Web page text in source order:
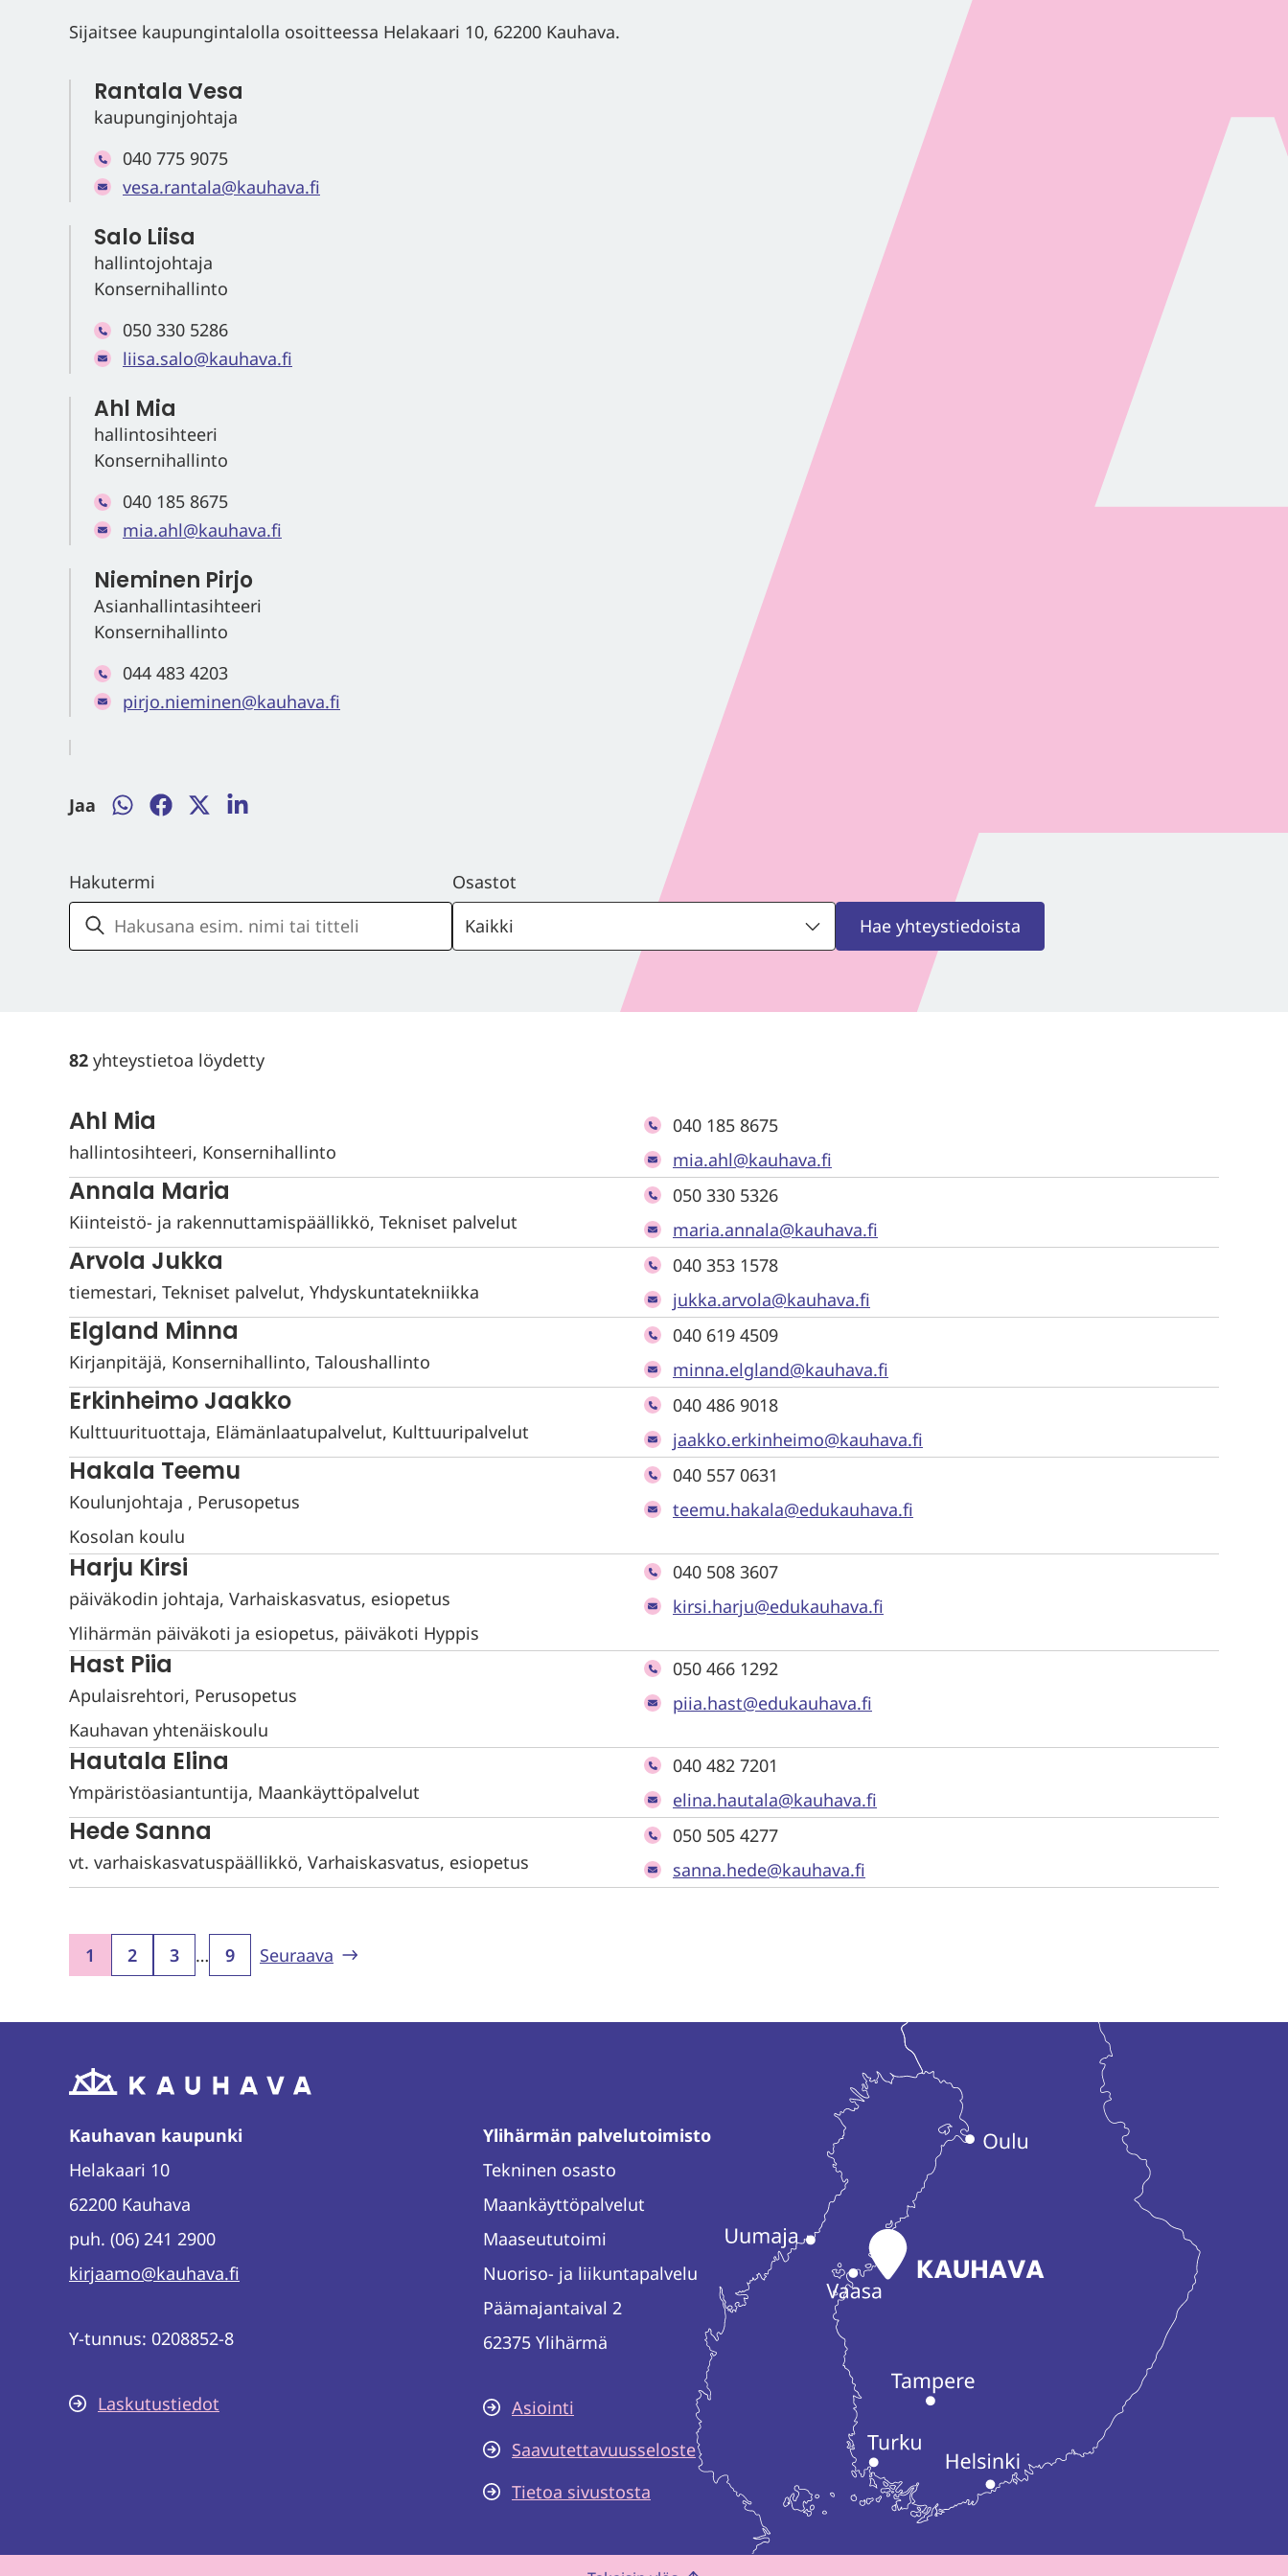
Sijaitsee kaupungintalolla osoitteessa Helakaari 10, 62200 Kauhava.
Rantala Vesa
kaupunginjohtaja
040 775 9075
vesa.rantala@kauhava.fi
Salo Liisa
hallintojohtaja
Konsernihallinto
050 330 5286
liisa.salo@kauhava.fi
Ahl Mia
hallintosihteeri
Konsernihallinto
040 185 8675
mia.ahl@kauhava.fi
Nieminen Pirjo
Asianhallintasihteeri
Konsernihallinto
044 483 4203
pirjo.nieminen@kauhava.fi
Jaa
Jaa
Jaa
Jaa
Jaa
Hakutermi
Osastot
Hae yhteystiedoista
82 yhteystietoa löydetty
Ahl Mia
hallintosihteeri, Konsernihallinto
040 185 8675
mia.ahl@kauhava.fi
Annala Maria
Kiinteistö- ja rakennuttamispäällikkö, Tekniset palvelut
050 330 5326
maria.annala@kauhava.fi
Arvola Jukka
tiemestari, Tekniset palvelut, Yhdyskuntatekniikka
040 353 1578
jukka.arvola@kauhava.fi
Elgland Minna
Kirjanpitäjä, Konsernihallinto, Taloushallinto
040 619 4509
minna.elgland@kauhava.fi
Erkinheimo Jaakko
Kulttuurituottaja, Elämänlaatupalvelut, Kulttuuripalvelut
040 486 9018
jaakko.erkinheimo@kauhava.fi
Hakala Teemu
Koulunjohtaja , Perusopetus
Kosolan koulu
040 557 0631
teemu.hakala@edukauhava.fi
Harju Kirsi
päiväkodin johtaja, Varhaiskasvatus, esiopetus
Ylihärmän päiväkoti ja esiopetus, päiväkoti Hyppis
040 508 3607
kirsi.harju@edukauhava.fi
Hast Piia
Apulaisrehtori, Perusopetus
Kauhavan yhtenäiskoulu
050 466 1292
piia.hast@edukauhava.fi
Hautala Elina
Ympäristöasiantuntija, Maankäyttöpalvelut
040 482 7201
elina.hautala@kauhava.fi
Hede Sanna
vt. varhaiskasvatuspäällikkö, Varhaiskasvatus, esiopetus
050 505 4277
sanna.hede@kauhava.fi
1 2 3 … 9 Seuraava
Kauhavan kaupunki
Helakaari 10
62200 Kauhava
puh. (06) 241 2900
kirjaamo@kauhava.fi
Y-tunnus: 0208852-8
Laskutustiedot
Ylihärmän palvelutoimisto
Tekninen osasto
Maankäyttöpalvelut
Maaseututoimi
Nuoriso- ja liikuntapalvelu
Päämajantaival 2
62375 Ylihärmä
Asiointi
Saavutettavuusseloste
Tietoa sivustosta